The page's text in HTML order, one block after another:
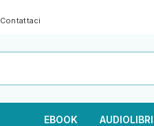
Contattaci
EBOOK AUDIOLIBRI